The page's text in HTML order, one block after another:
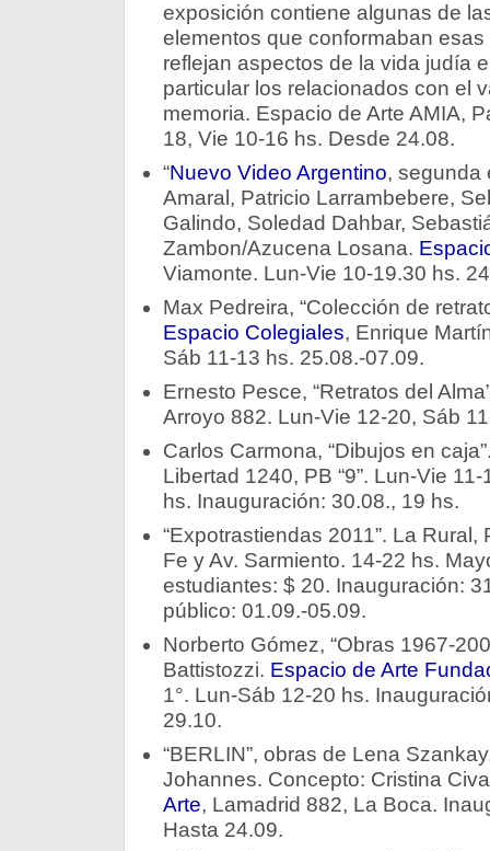
exposición contiene algunas de
elementos que conformaban
reflejan aspectos de la vida judía
particular los relacionados con el
memoria. Espacio de Arte AMIA,
18, Vie 10-16 hs. Desde 24.08.
“Nuevo Video Argentino, segunda
Amaral, Patricio Larrambebere,
Galindo, Soledad Dahbar,
Zambon/Azucena Losana.
Viamonte. Lun-Vie 10-19.30 hs.
Max Pedreira, “Colección de
Espacio Colegiales, Enrique
Sáb 11-13 hs. 25.08.-07.09.
Ernesto Pesce, “Retratos del
Arroyo 882. Lun-Vie 12-20, Sáb
Carlos Carmona, “Dibujos en
Libertad 1240, PB “9”. Lun-Vie
hs. Inauguración: 30.08., 19 hs.
“Expotrastiendas 2011”. La
Fe y Av. Sarmiento. 14-22 hs.
estudiantes: $ 20. Inauguración:
público: 01.09.-05.09.
Norberto Gómez, “Obras 1967-
Battistozzi. Espacio de Arte
1°. Lun-Sáb 12-20 hs.
29.10.
“BERLIN”, obras de Lena
Johannes. Concepto: Cristina
Arte, Lamadrid 882, La Boca.
Hasta 24.09.